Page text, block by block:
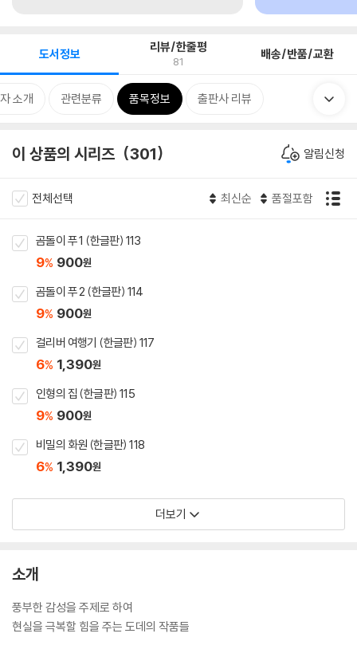
도서정보 리뷰/한줄평
81 배송/반품/교환
소개 관련분류 품목정보 출판사 리뷰
이 상품의 시리즈 301 알림신청
전체선택 최신순 품절포함
곰돌이 푸 1 (한글판) 113
9% 900원
곰돌이 푸 2 (한글판) 114
9% 900원
걸리버 여행기 (한글판) 117
6% 1,390원
인형의 집 (한글판) 115
9% 900원
비밀의 화원 (한글판) 118
6% 1,390원
더보기
소개
풍부한 감성을 주제로 하여
현실을 극복할 힘을 주는 도데의 작품들